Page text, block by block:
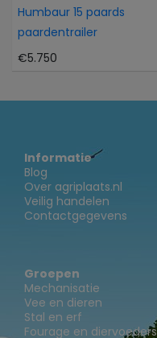
Humbaur 15 paards
paardentrailer
€5.750
Informatie
Blog
Over agriplaats.nl
Veilig handelen
Contactgegevens
Groepen
Mechanisatie
Vee en dieren
Stal en erf
Fourage en diervoeders